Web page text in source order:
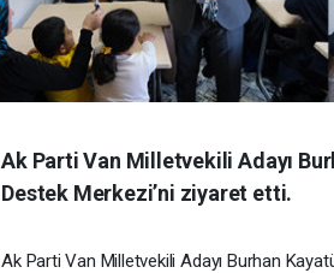
Ak Parti Van Milletvekili Adayı
Destek Merkezi’ni ziyaret etti.
Ak Parti Van Milletvekili Adayı Burhan